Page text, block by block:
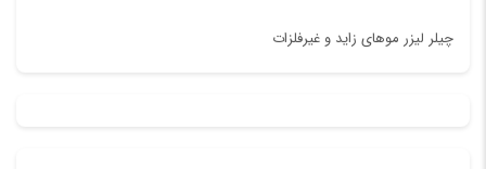
چیلر لیزر موهای زاید و غیرفلزات